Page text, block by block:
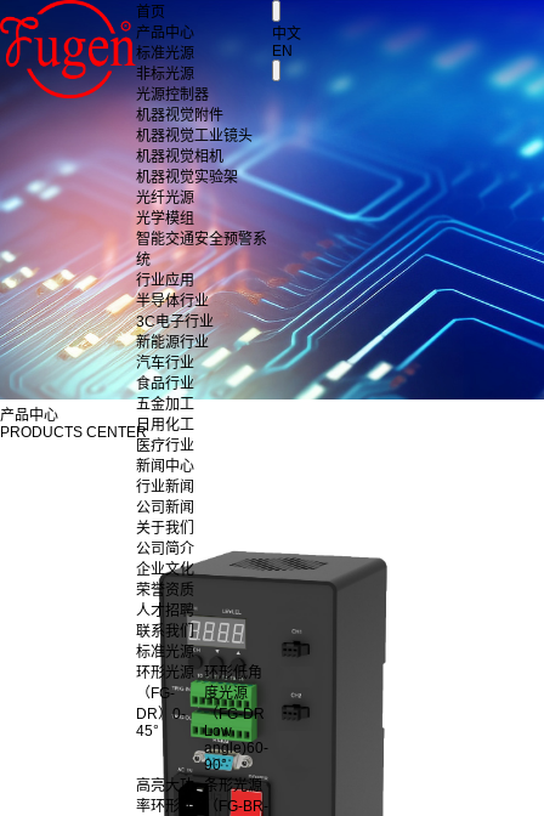
首页
产品中心
标准光源
非标光源
光源控制器
机器视觉附件
机器视觉工业镜头
机器视觉相机
机器视觉实验架
光纤光源
光学模组
智能交通安全预警系
统
行业应用
半导体行业
3C电子行业
新能源行业
汽车行业
食品行业
五金加工
日用化工
医疗行业
新闻中心
行业新闻
公司新闻
关于我们
公司简介
企业文化
荣誉资质
人才招聘
联系我们
标准光源
环形光源
（FG-
DR）0-
45°
环形低角
度光源
（FG-DR
Low
angle)60-
90°
高亮大功
率环形光
条形光源
（FG-BR-
中文
EN
产品中心
PRODUCTS CENTER